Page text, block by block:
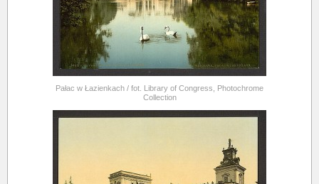
Pałac w Łazienkach / fot. Library of Congress, Photochrome
Collection